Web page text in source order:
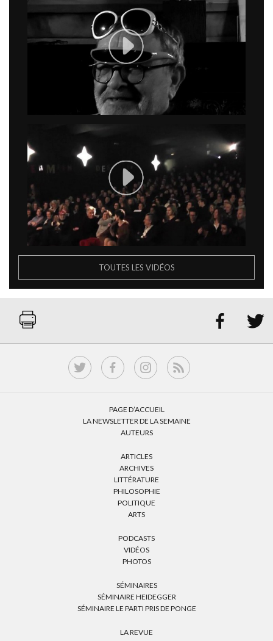
TOUTES LES VIDÉOS
 
PAGE D’ACCUEIL
LA NEWSLETTER DE LA SEMAINE
AUTEURS
ARTICLES
ARCHIVES
LITTÉRATURE
PHILOSOPHIE
POLITIQUE
ARTS
PODCASTS
VIDÉOS
PHOTOS
SÉMINAIRES
SÉMINAIRE HEIDEGGER
SÉMINAIRE LE PARTI PRIS DE PONGE
LA REVUE